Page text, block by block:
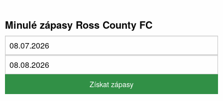
Minulé zápasy Ross County FC